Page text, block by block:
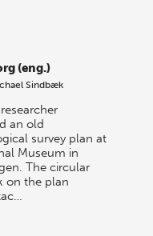
(eng.)
Sindbæk
an old
survey plan at
Museum in
The circular
on the plan